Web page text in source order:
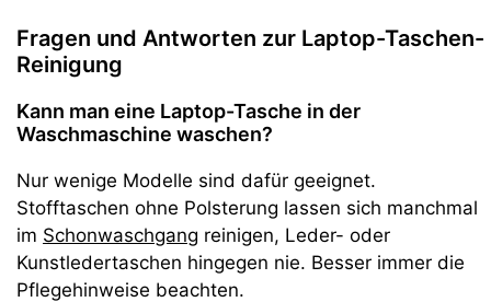
Fragen und Antworten zur Laptop-Taschen-
Reinigung
Kann man eine Laptop-Tasche in der
Waschmaschine waschen?
Nur wenige Modelle sind dafür geeignet.
Stofftaschen ohne Polsterung lassen sich manchmal
im Schonwaschgang reinigen, Leder- oder
Kunstledertaschen hingegen nie. Besser immer die
Pflegehinweise beachten.